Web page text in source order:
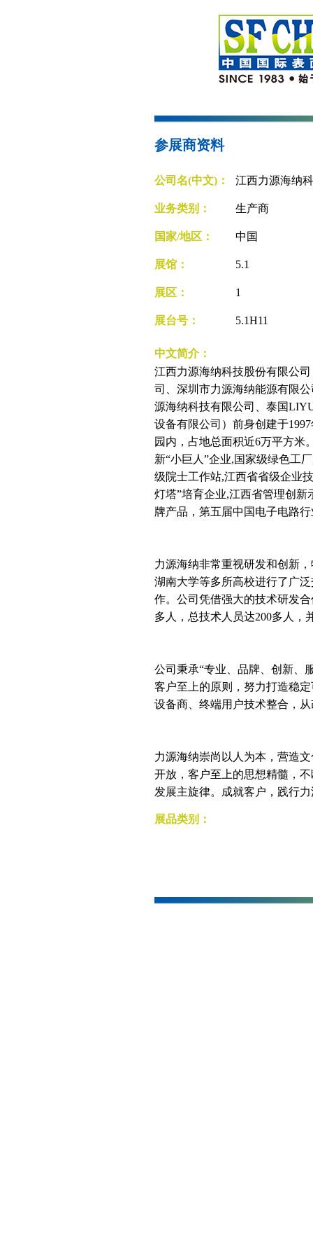
参展商资料
公司名(中文)： 江西力源海纳
业务类别： 生产商
国家/地区： 中国
展馆： 5.1
展区： 1
展台号： 5.1H11
中文简介：
江西力源海纳科技股份有限公
司、深圳市力源海纳能源有限
源海纳科技有限公司、泰国
设备有限公司）前身创建于
园内，占地总面积近6万平方米
新“小巨人”企业,国家级绿色工
级院士工作站,江西省省级企业
灯塔”培育企业,江西省管理创
牌产品，第五届中国电子电路
力源海纳非常重视研发和创新
湖南大学等多所高校进行了广
作。公司凭借强大的技术研发
多人，总技术人员达200多人，
公司秉承“专业、品牌、创新、
客户至上的原则，努力打造稳
设备商、终端用户技术整合，
力源海纳崇尚以人为本，营造
开放，客户至上的思想精髓，
发展主旋律。成就客户，践行
展品类别：